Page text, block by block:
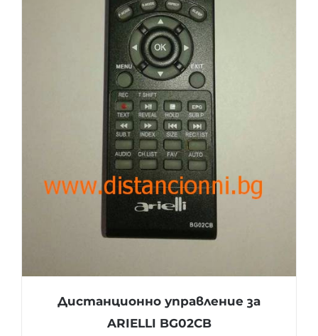
Дистанционно управление за
ARIELLI BG02CB